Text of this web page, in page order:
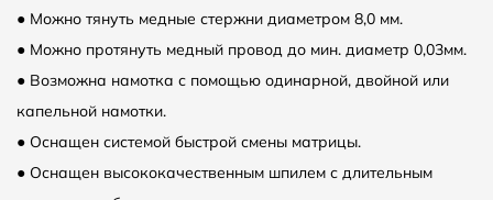
● Можно тянуть медные стержни диаметром 8,0 мм.
● Можно протянуть медный провод до мин. диаметр 0,03мм.
● Возможна намотка с помощью одинарной, двойной или
капельной намотки.
● Оснащен системой быстрой смены матрицы.
● Оснащен высококачественным шпилем с длительным